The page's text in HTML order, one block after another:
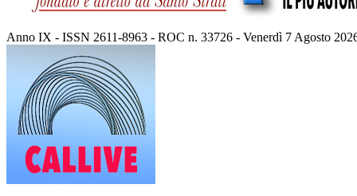
Anno IX - ISSN 2611-8963 - ROC n. 33726 - Venerdì 7 Agosto